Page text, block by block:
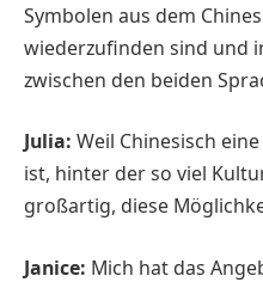
Symbolen aus dem
wiederzufinden sind und
zwischen den beiden
Julia: Weil Chinesisch
ist, hinter der so viel
großartig, diese
Janice: Mich hat das